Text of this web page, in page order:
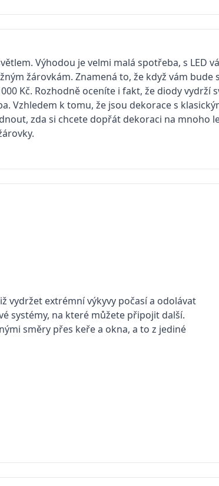
Výhodou je velmi malá spotřeba, s LED
žárovkám. Znamená to, že když vám bude
Kč. Rozhodně oceníte i fakt, že diody vydrží
Vzhledem k tomu, že jsou dekorace s
zda si chcete dopřát dekoraci na mnoho
vydržet extrémní výkyvy počasí a odolávat
systémy, na které můžete připojit další.
směry přes keře a okna, a to z jediné